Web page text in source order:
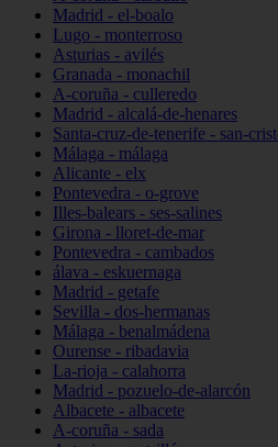
Madrid - el-boalo
Lugo - monterroso
Asturias - avilés
Granada - monachil
A-coruña - culleredo
Madrid - alcalá-de-henares
Santa-cruz-de-tenerife - san-
Málaga - málaga
Alicante - elx
Pontevedra - o-grove
Illes-balears - ses-salines
Girona - lloret-de-mar
Pontevedra - cambados
álava - eskuernaga
Madrid - getafe
Sevilla - dos-hermanas
Málaga - benalmádena
Ourense - ribadavia
La-rioja - calahorra
Madrid - pozuelo-de-alarcón
Albacete - albacete
A-coruña - sada